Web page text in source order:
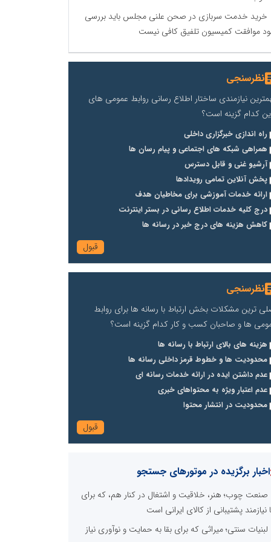
خرید خدمت سربازی در صحن علنی مجلس باید بررسی
موافقت کمیسیون تلفیق کافی نیست
نظرسنجی
نیازمندی ساختار اطلاع رسانی روابط عمومی های
کدام گزینه است؟
راه اندازی خبرگزاری داخلی
همراهی شبکه های اجتماعی و پیام رسان ها
آرشیو غنی و قابل دسترس
پخش آنلاین تمامی رویدادها
ارائه خدمات آموزشی برای مخاطیان هدف
درج کلیه خدمات اطلاع رسانی در بستر اینترنت
کاهش هزینه های درج خبر در رسانه ها
نظرسنجی
ترین مشکلات بخش ارتباط با رسانه ها برای روابط
ها و صاحبان کسب و کار کدام گزینه است؟
هزینه های بالای ارتباط با رسانه ها
محدودیت ها و خطوط قرمز داخلی رسانه ها
عدم داشتن ایده در ارائه خدمات رسانه ای
عدم اعتبار ویژه به محتواهای خبری
محدودیت در انتشار محتوا
اخبار برگزیده در موتورهای جستجو
صنعت چوب؛ هنر، خلاقیت و اشتغال در کنار هم، که برای
نیازمند پشتیبانی از کالای ایرانی است
لبنیات سنتی؛ میراثی که برای بقا به حمایت و نوآوری نیاز